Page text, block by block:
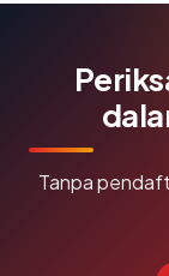
Tanpa